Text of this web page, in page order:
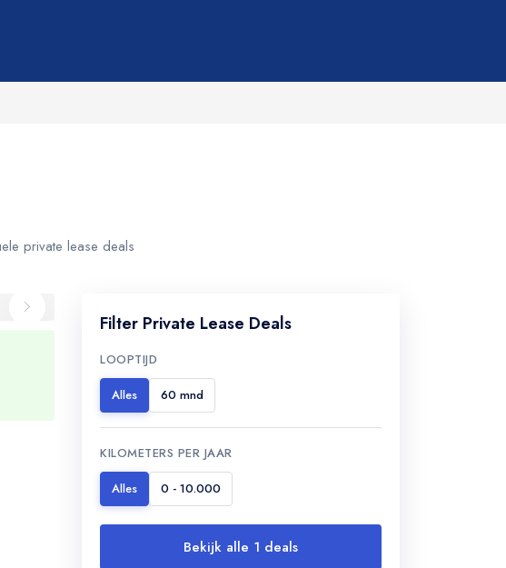
private lease deals
Filter Private Lease Deals
LOOPTIJD
Alles 60 mnd
KILOMETERS PER JAAR
Alles 0 - 10.000
Bekijk alle 1 deals